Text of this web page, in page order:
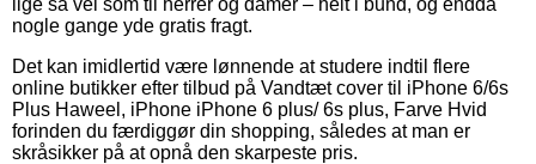
nogle gange yde gratis fragt.
Det kan imidlertid være lønnende at studere indtil flere
online butikker efter tilbud på Vandtæt cover til iPhone 6/6s
Plus Haweel, iPhone iPhone 6 plus/ 6s plus, Farve Hvid
forinden du færdiggør din shopping, således at man er
skråsikker på at opnå den skarpeste pris.